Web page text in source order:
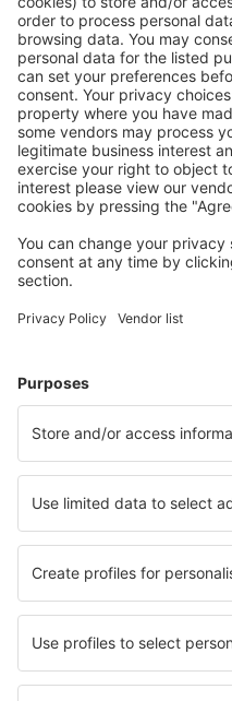
Ofertă adaptată
Planifică ȋn
Rezervare fără griji
Economiseşte mai
Prețuri atractive și
conectați.
Cazarea preferată
apartamente și altele.
Cele mai căutate
Cazare în China - Orașe
Cazare în Guangzhou
Cazare în Shanghai
Cazare în Wenshan
Cazare în Xishuangbanna